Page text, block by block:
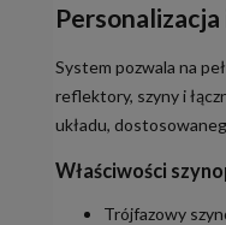
System pozwala na
reflektory, szyny i
układu,
Właściwości
Trójfazowy